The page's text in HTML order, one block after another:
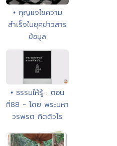
• กุญแจไขความ
สำเร็จในยุคข่าวสาร
ข้อมูล
• ธรรมให้รู้ : ตอน
ที่88 - โดย พระมหา
วรพรต กิตติวโร